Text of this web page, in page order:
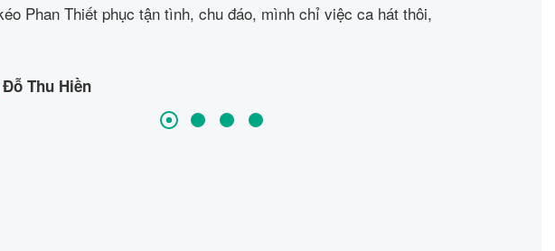
Phan Thiết phục tận tình, chu đáo, mình chỉ việc ca hát thôi,
Đỗ Thu Hiền